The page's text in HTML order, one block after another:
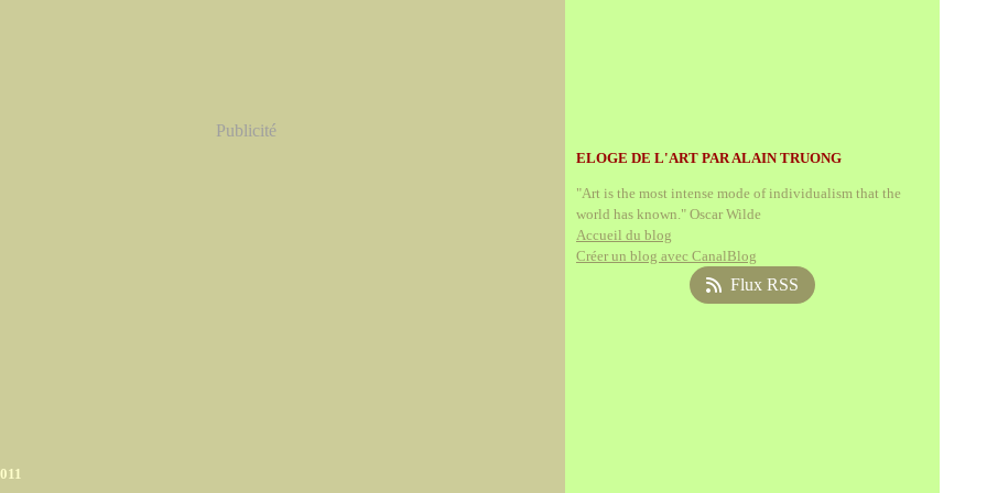
Publicité
ELOGE DE L'ART PAR ALAIN TRUONG
"Art is the most intense mode of individualism that the
world has known." Oscar Wilde
Accueil du blog
Créer un blog avec CanalBlog
Flux RSS